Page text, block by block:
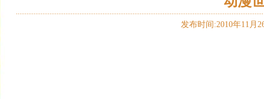
发布时间:2010年11月